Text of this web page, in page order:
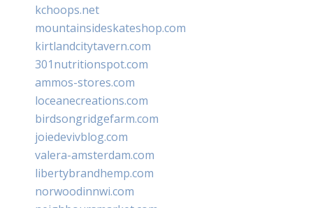
kchoops.net
mountainsideskateshop.com
kirtlandcitytavern.com
301nutritionspot.com
ammos-stores.com
loceanecreations.com
birdsongridgefarm.com
joiedevivblog.com
valera-amsterdam.com
libertybrandhemp.com
norwoodinnwi.com